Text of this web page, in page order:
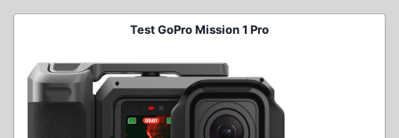
Test GoPro Mission 1 Pro